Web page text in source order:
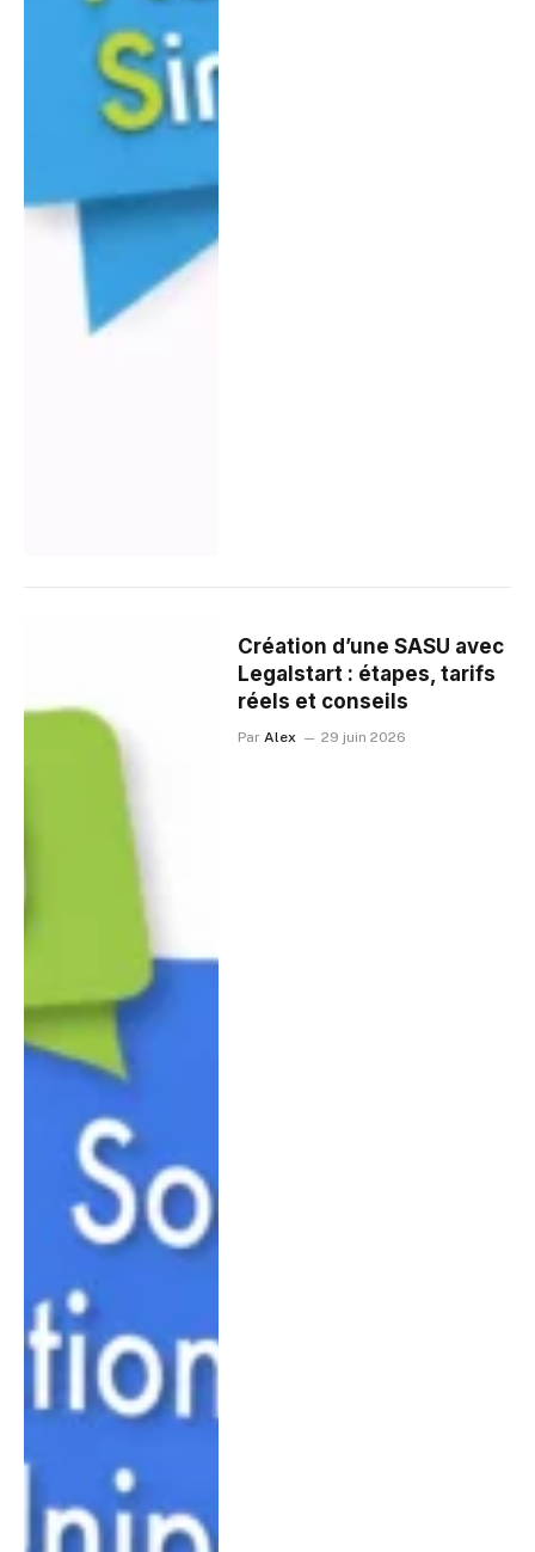
Création d’une SASU avec
Legalstart : étapes, tarifs
réels et conseils
Par Alex 29 juin 2026